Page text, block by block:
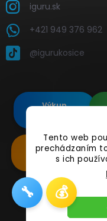
Tento web
prechádzaním
s ich
iguru.sk
+421 949 376 962
@igurukosice
Výkup
Renovované
Samsung's
Copyright 2026
🔧 💰